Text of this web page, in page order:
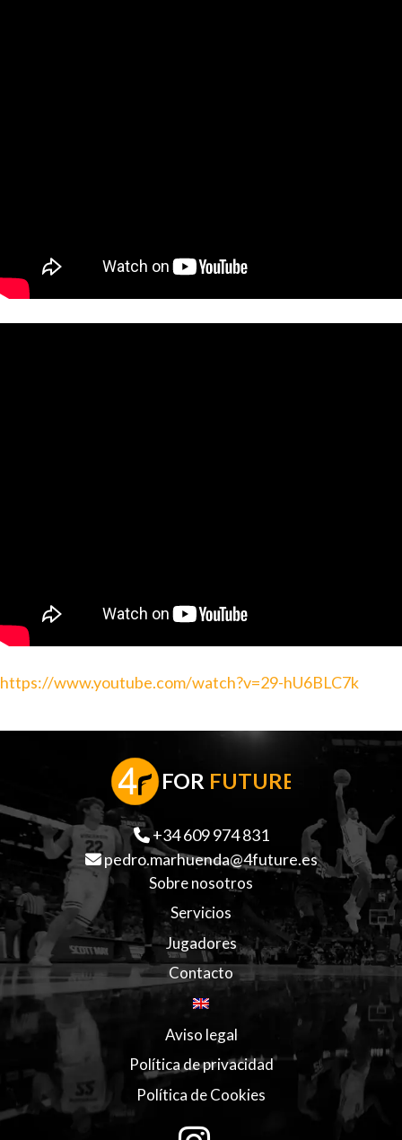
https://www.youtube.com/watch?v=29-hU6BLC7k
FOR FUTURE
+34 609 974 831
pedro.marhuenda@4future.es
Sobre nosotros
Servicios
Jugadores
Contacto
Aviso legal
Política de privacidad
Política de Cookies